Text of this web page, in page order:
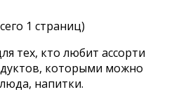
1 страниц)
тех, кто любит ассорти
которыми можно
напитки.